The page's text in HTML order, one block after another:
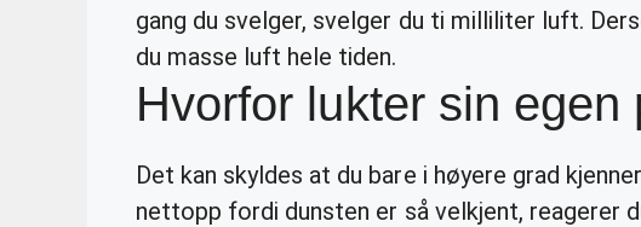
gang du svelger, svelger du ti milliliter luft.
du masse luft hele tiden.
Hvorfor lukter sin egen
Det kan skyldes at du bare i høyere grad
nettopp fordi dunsten er så velkjent, reagerer